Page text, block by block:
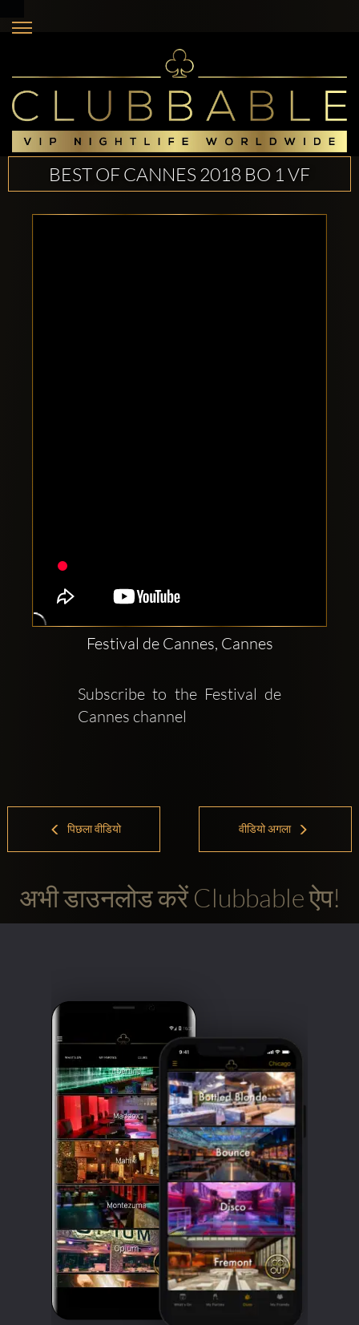
BEST OF CANNES 2018 BO 1 VF
Festival de Cannes, Cannes
Subscribe to the Festival de
Cannes channel
पिछला वीडियो वीडियो अगला
अभी डाउनलोड करें Clubbable ऐप!